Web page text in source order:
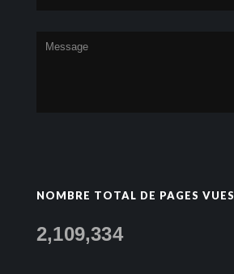
NOMBRE TOTAL DE PAGES VUES
2,109,334